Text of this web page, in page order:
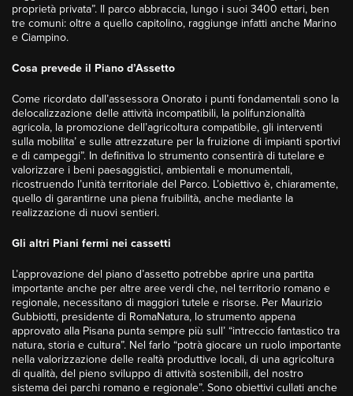
proprietà privata”. Il parco abbraccia, lungo i suoi 3400 ettari, ben
tre comuni: oltre a quello capitolino, raggiunge infatti anche Marino
e Ciampino.
Cosa prevede il Piano d’Assetto
Come ricordato dall’assessora Onorato i punti fondamentali sono la
delocalizzazione delle attività incompatibili, la polifunzionalità
agricola, la promozione dell’agricoltura compatibile, gli interventi
sulla mobilita’ e sulle attrezzature per la fruizione di impianti sportivi
e di campeggi”. In definitiva lo strumento consentirà di tutelare e
valorizzare i beni paesaggistici, ambientali e monumentali,
ricostruendo l’unità territoriale del Parco. L’obiettivo è, chiaramente,
quello di garantirne una piena fruibilità, anche mediante la
realizzazione di nuovi sentieri.
Gli altri Piani fermi nei cassetti
L’approvazione del piano d’assetto potrebbe aprire una partita
importante anche per altre aree verdi che, nel territorio romano e
regionale, necessitano di maggiori tutele e risorse. Per Maurizio
Gubbiotti, presidente di RomaNatura, lo strumento appena
approvato alla Pisana punta sempre più sull’ “intreccio fantastico tra
natura, storia e cultura”. Nel farlo “potrà giocare un ruolo importante
nella valorizzazione delle realtà produttive locali, di una agricoltura
di qualità, del pieno sviluppo di attività sostenibili, del nostro
sistema dei parchi romano e regionale”. Sono obiettivi cullati anche